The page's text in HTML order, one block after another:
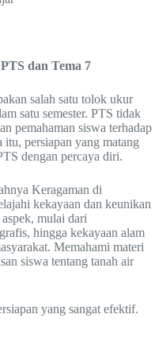
dan Tema 7
salah satu tolok ukur
satu semester. PTS tidak
pemahaman siswa terhadap
persiapan yang matang
dengan percaya diri.
Keragaman di
kekayaan dan keunikan
mulai dari
hingga kekayaan alam
Memahami materi
siswa tentang tanah air
yang sangat efektif.